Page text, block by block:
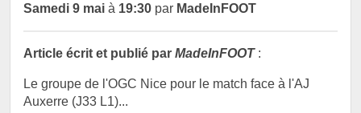
Samedi 9 mai à 19:30 par MadeInFOOT
Article écrit et publié par MadeInFOOT:
Le groupe de l'OGC Nice pour le match face à l'AJ
Auxerre (J33 L1)...